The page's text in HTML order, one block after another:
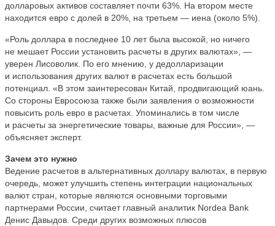
долларовых активов составляет почти 63%. На втором месте
находится евро с долей в 20%, на третьем — иена (около 5%).
«Роль доллара в последнее 10 лет была высокой, но ничего
не мешает России установить расчеты в других валютах», —
уверен Лисоволик. По его мнению, у дедолларизации
и использования других валют в расчетах есть большой
потенциал. «В этом заинтересован Китай, продвигающий юань.
Со стороны Евросоюза также были заявления о возможности
повысить роль евро в расчетах. Упоминались в том числе
и расчеты за энергетические товары, важные для России», —
объясняет эксперт.
Зачем это нужно
Ведение расчетов в альтернативных доллару валютах, в первую
очередь, может улучшить степень интеграции национальных
валют стран, которые являются основными торговыми
партнерами России, считает главный аналитик Nordea Bank
Денис Давыдов. Среди других возможных плюсов